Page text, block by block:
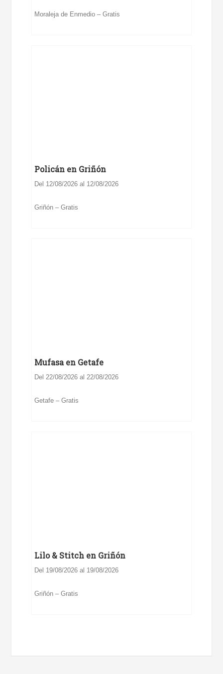
Moraleja de Enmedio – Gratis
Policán en Griñón
Del 12/08/2026 al 12/08/2026
Griñón – Gratis
Mufasa en Getafe
Del 22/08/2026 al 22/08/2026
Getafe – Gratis
Lilo & Stitch en Griñón
Del 19/08/2026 al 19/08/2026
Griñón – Gratis